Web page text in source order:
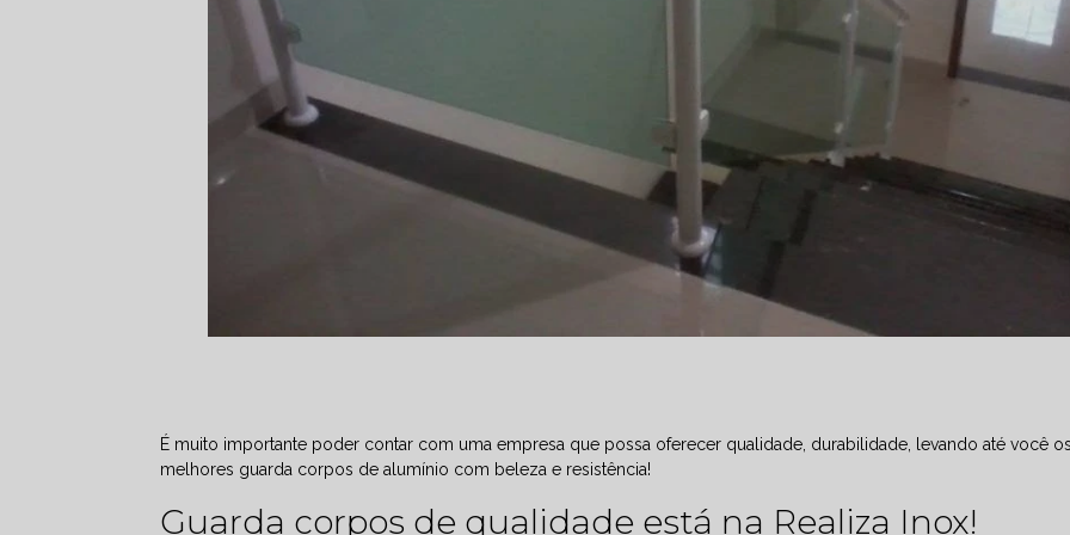
É muito importante poder contar com uma empresa que possa oferecer qualidade, durabilidade, levando até você
melhores guarda corpos de alumínio com beleza e resistência!
Guarda corpos de qualidade está na Realiza Inox!